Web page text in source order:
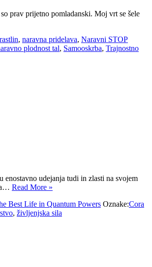
prav prijetno pomladanski. Moj vrt se šele
, naravna pridelava, Naravni STOP
plodnost tal, Samooskrba, Trajnostno
enostavno udejanja tudi in zlasti na svojem
Read More »
Best Life in Quantum Powers Oznake:Cora
, življenjska sila